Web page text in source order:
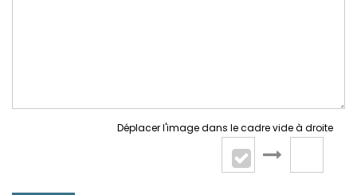
Déplacer l'image dans le cadre vide à droite